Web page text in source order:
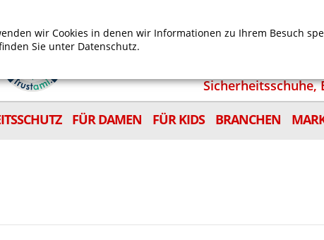
FÜR DAMEN FÜR KIDS BRANCHEN
wir Cookies in denen wir Informationen zu Ihrem Besuch
Sie unter Datenschutz.